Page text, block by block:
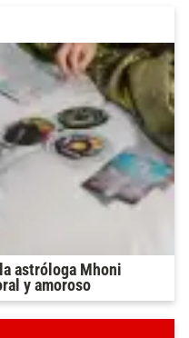
astróloga Mhoni
y amoroso